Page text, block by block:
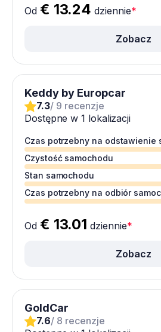
Od € 13.24 dziennie*
Zobacz
Keddy by Europcar
7.3/ 9 recenzje
Dostępne w 1 lokalizacji
Czas potrzebny na odstawienie
Czystość samochodu
Stan samochodu
Czas potrzebny na odbiór
Od € 13.01 dziennie*
Zobacz
GoldCar
7.6/ 8 recenzje